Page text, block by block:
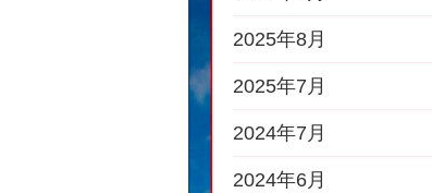
2025年8月
2025年7月
2024年7月
2024年6月